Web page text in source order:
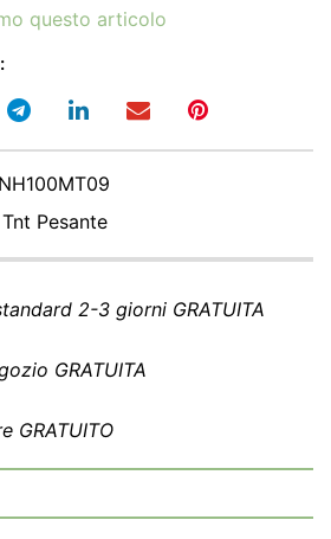
questo articolo
Pesante
2-3 giorni GRATUITA
GRATUITA
GRATUITO